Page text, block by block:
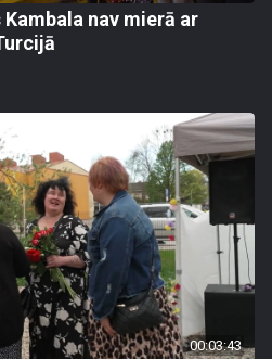
nav mierā ar
00:03:43